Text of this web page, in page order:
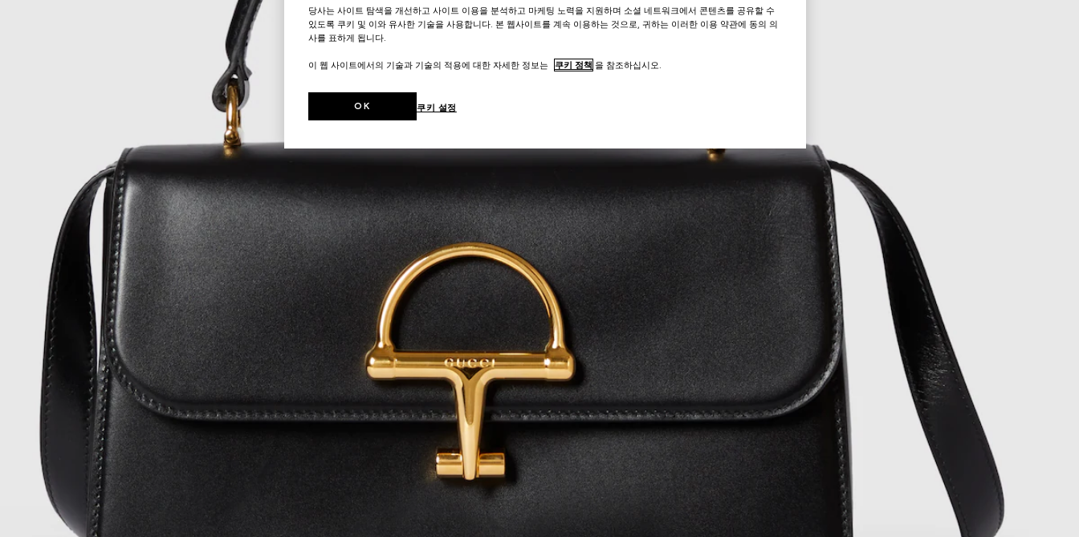
당사는 사이트 탐색을 개선하고 사이트 이용을 분석하고 마케팅 노력을 지원하며 소셜 네트워크에서 콘텐츠를 공유할 수
있도록 쿠키 및 이와 유사한 기술을 사용합니다. 본 웹사이트를 계속 이용하는 것으로, 귀하는 이러한 이용 약관에 동의 의
사를 표하게 됩니다.
이 웹 사이트에서의 기술과 기술의 적용에 대한 자세한 정보는 쿠키 정책 을 참조하십시오.
쿠키 설정
OK